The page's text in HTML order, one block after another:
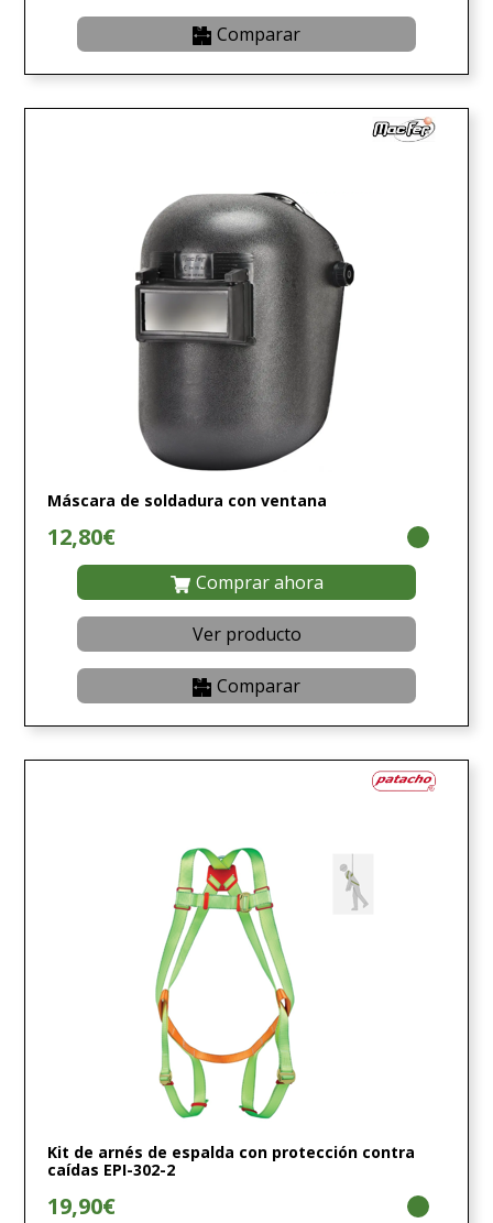
Comparar
Máscara de soldadura con ventana
12,80€
Comprar ahora
Ver producto
Comparar
Kit de arnés de espalda con protección contra
caídas EPI-302-2
19,90€